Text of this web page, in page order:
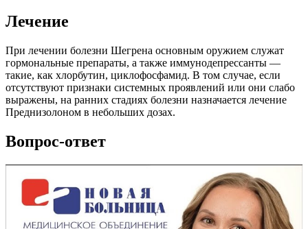
Лечение
При лечении болезни Шегрена основным оружием служат
гормональные препараты, а также иммунодепрессанты —
такие, как хлорбутин, циклофосфамид. В том случае, если
отсутствуют признаки системных проявлений или они слабо
выражены, на ранних стадиях болезни назначается лечение
Преднизолоном в небольших дозах.
Вопрос-ответ